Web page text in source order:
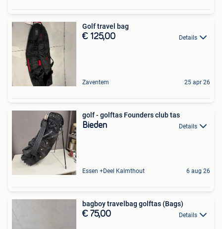
Golf travel bag
€ 125,00 Details
Zaventem 25 apr 26
golf - golftas Founders club tas
Bieden Details
Essen +Deel Kalmthout 6 aug 26
bagboy travelbag golftas (Bags)
€ 75,00 Details